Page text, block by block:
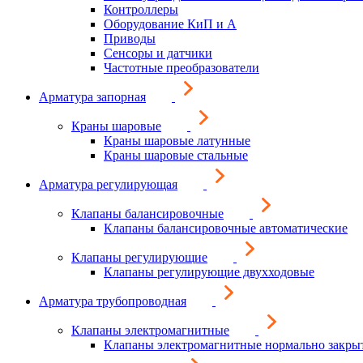
Контроллеры
Оборудование КиП и А
Приводы
Сенсоры и датчики
Частотные преобразователи
Арматура запорная
Краны шаровые
Краны шаровые латунные
Краны шаровые стальные
Арматура регулирующая
Клапаны балансировочные
Клапаны балансировочные автоматические
Клапаны регулирующие
Клапаны регулирующие двухходовые
Арматура трубопроводная
Клапаны электромагнитные
Клапаны электромагнитные нормально